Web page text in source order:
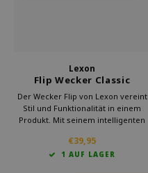
Lexon
Flip Wecker Classic
wiederaufladbar grün
Der Wecker Flip von Lexon vereint
Stil und Funktionalität in einem
Produkt. Mit seinem intelligenten
einfach zu bedienen. Dieser
moderne Wecker passt perfekt in
€39,95
1 AUF LAGER